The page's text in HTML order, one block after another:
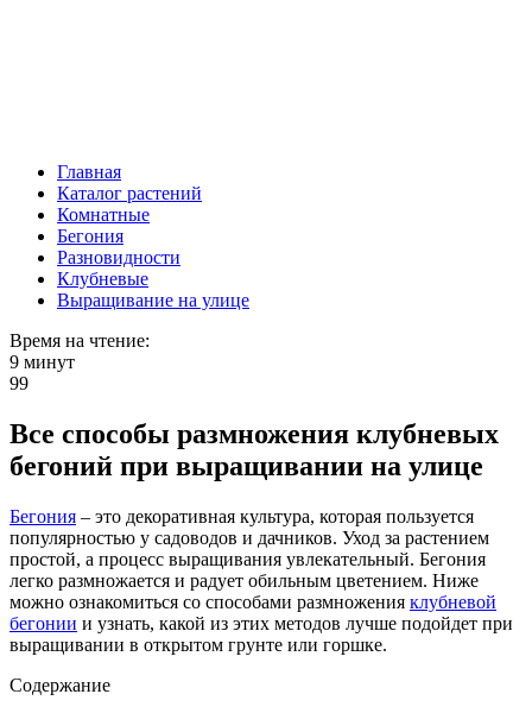
Главная
Каталог растений
Комнатные
Бегония
Разновидности
Клубневые
Выращивание на улице
Время на чтение:
9 минут
99
Все способы размножения клубневых
бегоний при выращивании на улице
Бегония – это декоративная культура, которая пользуется
популярностью у садоводов и дачников. Уход за растением
простой, а процесс выращивания увлекательный. Бегония
легко размножается и радует обильным цветением. Ниже
можно ознакомиться со способами размножения клубневой
бегонии и узнать, какой из этих методов лучше подойдет при
выращивании в открытом грунте или горшке.
Содержание